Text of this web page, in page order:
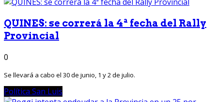
QUINES: se correrá la 4ª fecha del Rally
Provincial
0
Se llevará a cabo el 30 de junio, 1 y 2 de julio.
Política San Luis